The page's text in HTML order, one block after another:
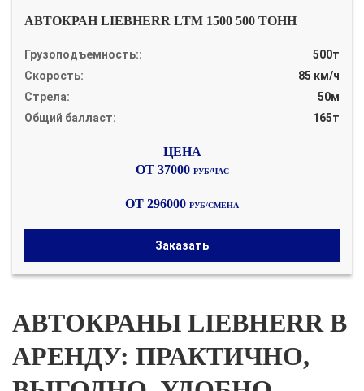
АВТОКРАН LIEBHERR LTM 1500 500 ТОНН
Грузоподъемность::
500т
Скорость:
85 км/ч
Стрела:
50м
Общий балласт:
165т
ОТ 37000 РУБ/ЧАС
ОТ 296000 РУБ/СМЕНА
Заказать
АВТОКРАНЫ LIEBHERR В
АРЕНДУ: ПРАКТИЧНО,